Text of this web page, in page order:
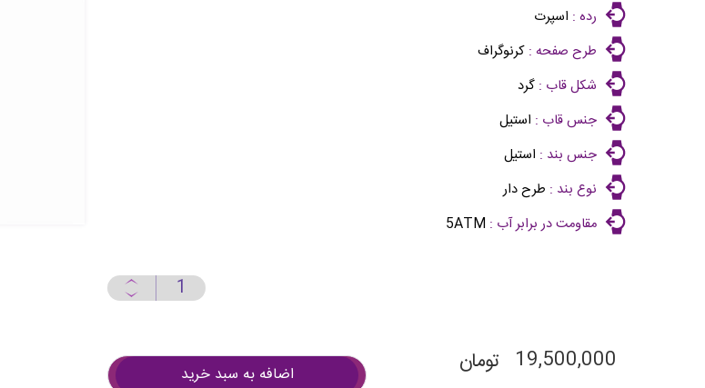
رده : اسپرت
طرح صفحه : کرنوگراف
شکل قاب : گرد
جنس قاب : استیل
جنس بند : استیل
نوع بند : طرح دار
مقاومت در برابر آب : 5ATM
19,500,000 تومان اضافه به سبد خرید